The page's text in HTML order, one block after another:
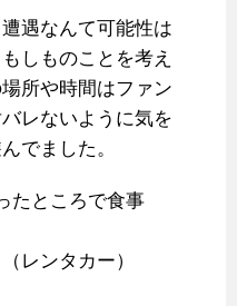
遇なんて可能性は
しものことを考え
所や時間はファン
レないように気を
でました。
たところで食事
レンタカー）